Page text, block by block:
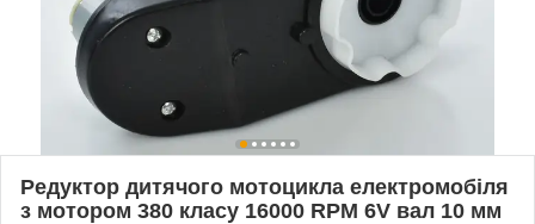
Редуктор дитячого мотоцикла електромобіля
з мотором 380 класу 16000 RPM 6V вал 10 мм